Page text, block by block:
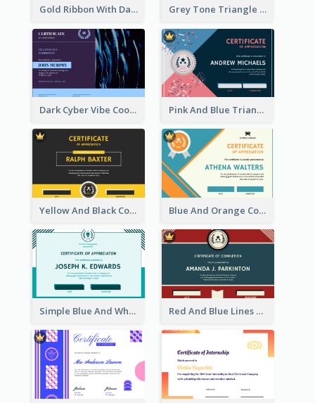
Gold Ribbon With Dark Green Badge Certificate Design Grey Tone Triangle Design of Certificate For Achievement
Dark Cyber Vibe Cool Certificate Design Pink And Blue Triangles Confetti Celebration Certificate
Yellow And Black Contrast Simple Certificate Blue And Orange Company Triangles With Badge Certificate
Simple Blue And White Rectangle Certificate Red And Blue Lines And Badge Completion Certificate